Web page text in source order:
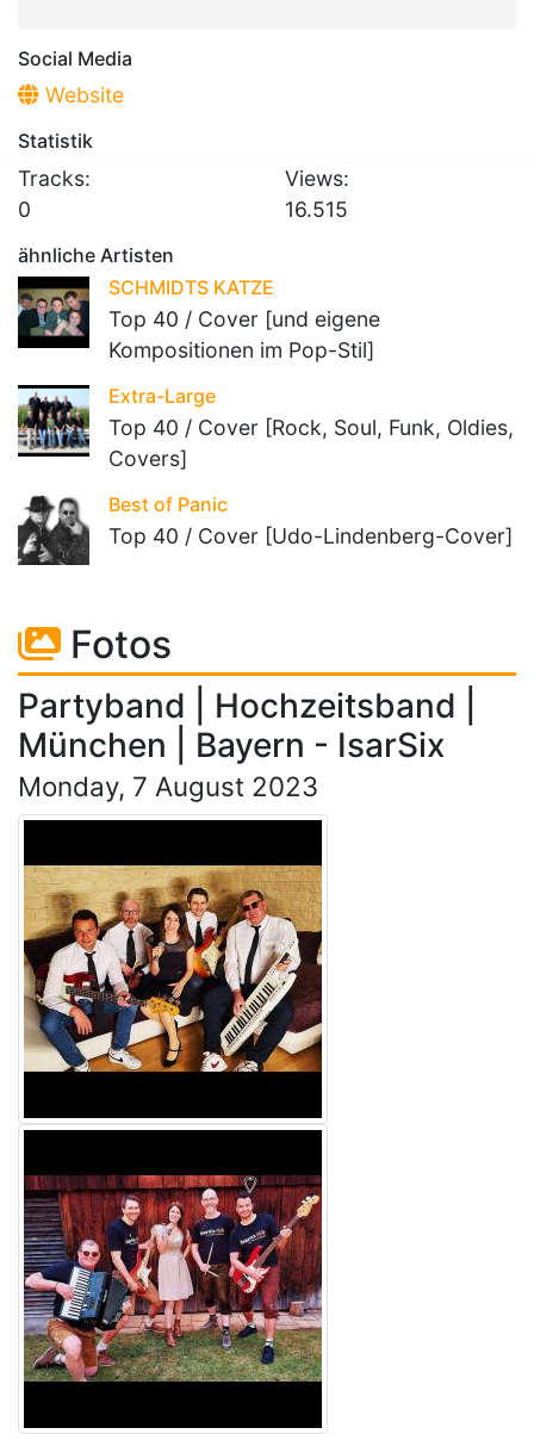
Social Media
Website
Statistik
Tracks:
0
Views:
16.515
ähnliche Artisten
SCHMIDTS KATZE
Top 40 / Cover [und eigene
Kompositionen im Pop-Stil]
Extra-Large
Top 40 / Cover [Rock, Soul, Funk, Oldies,
Covers]
Best of Panic
Top 40 / Cover [Udo-Lindenberg-Cover]
Fotos
Partyband | Hochzeitsband |
München | Bayern - IsarSix
Monday, 7 August 2023